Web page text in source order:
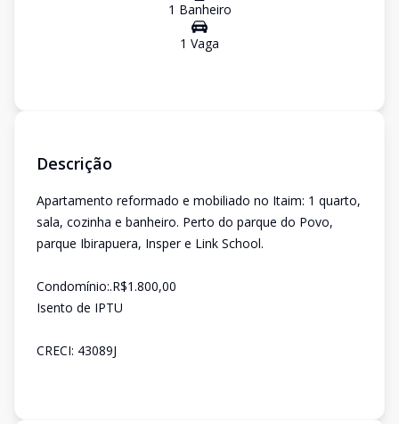
1 Banheiro
1 Vaga
Descrição
Apartamento reformado e mobiliado no Itaim: 1 quarto,
sala, cozinha e banheiro. Perto do parque do Povo,
parque Ibirapuera, Insper e Link School.
Condomínio:.R$1.800,00
Isento de IPTU
CRECI: 43089J